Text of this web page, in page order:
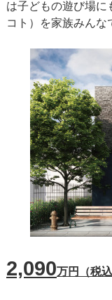
は子どもの遊び場に
コト）を家族みんな
2,090万円（税込